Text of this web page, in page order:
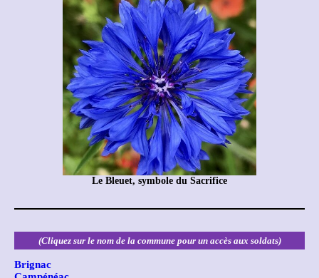
Le Bleuet, symbole du Sacrifice
(Cliquez sur le nom de la commune pour un accès aux soldats)
Brignac